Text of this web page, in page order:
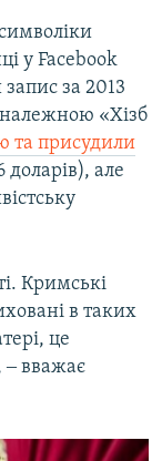
у Facebook
за 2013
належною «Хізб
та присудили
доларів), але
Кримські
в таких
це
‒ вважає